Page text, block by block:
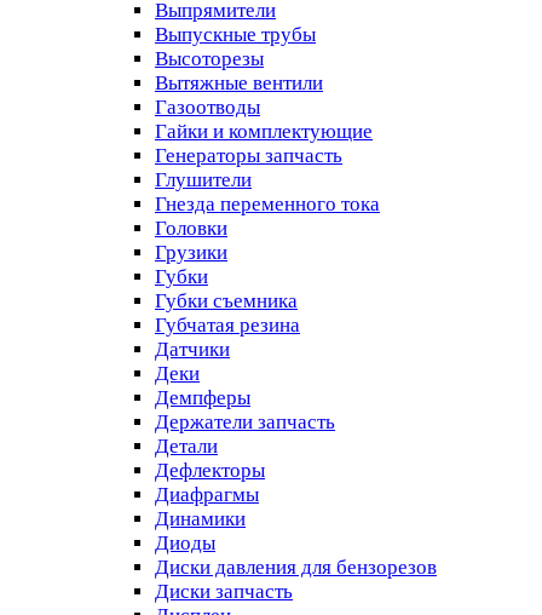
Выпрямители
Выпускные трубы
Высоторезы
Вытяжные вентили
Газоотводы
Гайки и комплектующие
Генераторы запчасть
Глушители
Гнезда переменного тока
Головки
Грузики
Губки
Губки съемника
Губчатая резина
Датчики
Деки
Демпферы
Держатели запчасть
Детали
Дефлекторы
Диафрагмы
Динамики
Диоды
Диски давления для бензорезов
Диски запчасть